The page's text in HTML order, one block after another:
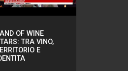
OF WINE
TRA VINO,
E